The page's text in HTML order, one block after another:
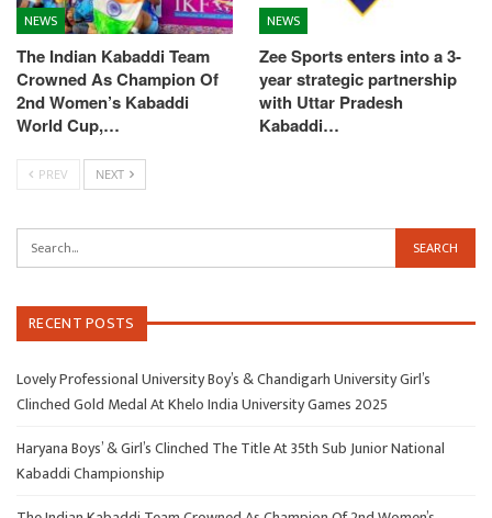
NEWS
The Indian Kabaddi Team
Crowned As Champion Of
2nd Women’s Kabaddi
World Cup,…
NEWS
Zee Sports enters into a 3-
year strategic partnership
with Uttar Pradesh
Kabaddi…
PREV NEXT
RECENT POSTS
Lovely Professional University Boy’s & Chandigarh University Girl’s
Clinched Gold Medal At Khelo India University Games 2025
Haryana Boys’ & Girl’s Clinched The Title At 35th Sub Junior National
Kabaddi Championship